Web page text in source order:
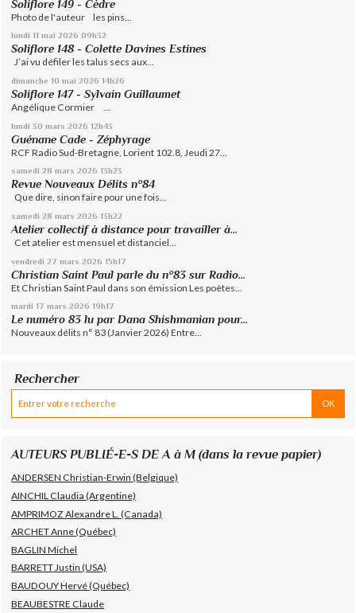
Soliflore 149 - Cèdre
Photo de l'auteur les pins...
lundi 11 mai 2026 09h32
Soliflore 148 - Colette Davines Estines
J’ai vu défiler les talus secs aux...
dimanche 10 mai 2026 14h26
Soliflore 147 - Sylvain Guillaumet
Angélique Cormier ...
lundi 30 mars 2026 12h43
Guénane Cade - Zéphyrage
RCF Radio Sud-Bretagne, Lorient 102.8, Jeudi 27...
samedi 28 mars 2026 13h23
Revue Nouveaux Délits n°84
Que dire, sinon faire pour une fois...
samedi 28 mars 2026 13h22
Atelier collectif à distance pour travailler à...
Cet atelier est mensuel et distanciel...
vendredi 27 mars 2026 15h17
Christian Saint Paul parle du n°83 sur Radio...
Et Christian Saint Paul dans son émission Les poètes...
mardi 17 mars 2026 19h17
Le numéro 83 lu par Dana Shishmanian pour...
Nouveaux délits n° 83 (Janvier 2026) Entre...
Rechercher
AUTEURS PUBLIÉ-E-S DE A à M (dans la revue papier)
ANDERSEN Christian-Erwin (Belgique)
AINCHIL Claudia (Argentine)
AMPRIMOZ Alexandre L. (Canada)
ARCHET Anne (Québec)
BAGLIN Michel
BARRETT Justin (USA)
BAUDOUY Hervé (Québec)
BEAUBESTRE Claude